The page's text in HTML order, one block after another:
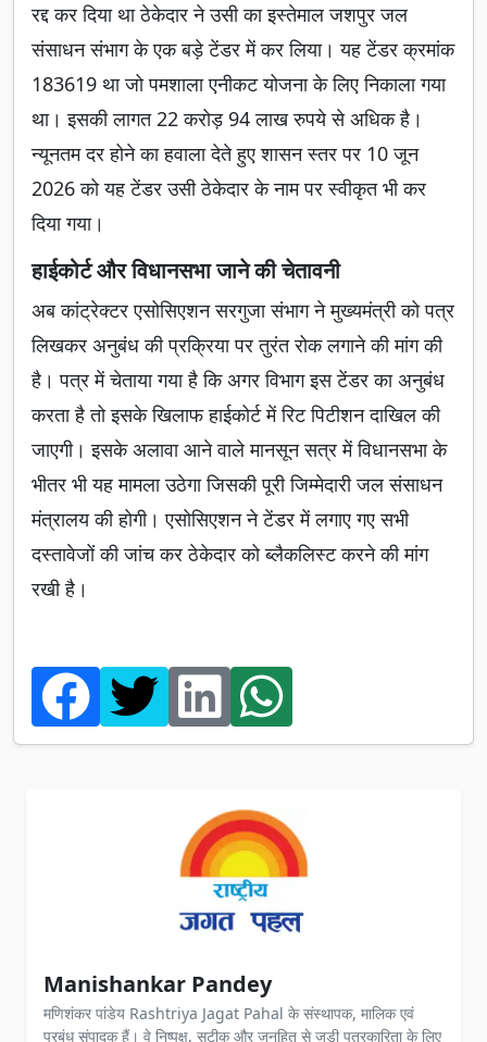
रद्द कर दिया था ठेकेदार ने उसी का इस्तेमाल जशपुर जल
संसाधन संभाग के एक बड़े टेंडर में कर लिया। यह टेंडर क्रमांक
183619 था जो पमशाला एनीकट योजना के लिए निकाला गया
था। इसकी लागत 22 करोड़ 94 लाख रुपये से अधिक है।
न्यूनतम दर होने का हवाला देते हुए शासन स्तर पर 10 जून
2026 को यह टेंडर उसी ठेकेदार के नाम पर स्वीकृत भी कर
दिया गया।
हाईकोर्ट और विधानसभा जाने की चेतावनी
अब कांट्रेक्टर एसोसिएशन सरगुजा संभाग ने मुख्यमंत्री को पत्र
लिखकर अनुबंध की प्रक्रिया पर तुरंत रोक लगाने की मांग की
है। पत्र में चेताया गया है कि अगर विभाग इस टेंडर का अनुबंध
करता है तो इसके खिलाफ हाईकोर्ट में रिट पिटीशन दाखिल की
जाएगी। इसके अलावा आने वाले मानसून सत्र में विधानसभा के
भीतर भी यह मामला उठेगा जिसकी पूरी जिम्मेदारी जल संसाधन
मंत्रालय की होगी। एसोसिएशन ने टेंडर में लगाए गए सभी
दस्तावेजों की जांच कर ठेकेदार को ब्लैकलिस्ट करने की मांग
रखी है।
Manishankar Pandey
मणिशंकर पांडेय Rashtriya Jagat Pahal के संस्थापक, मालिक एवं
प्रबंध संपादक हैं। वे निष्पक्ष, सटीक और जनहित से जुड़ी पत्रकारिता के लिए